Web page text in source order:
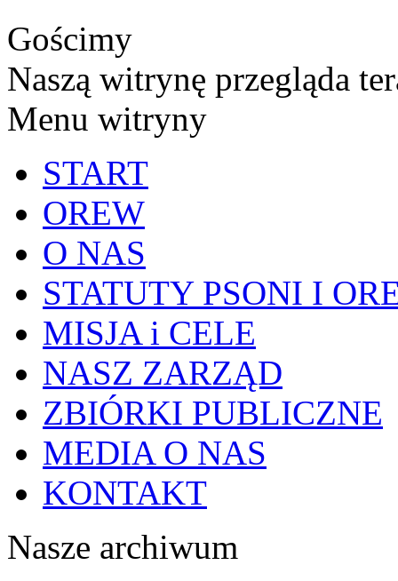
Gościmy
Naszą witrynę przegląda
Menu witryny
START
OREW
O NAS
STATUTY PSONI I
MISJA i CELE
NASZ ZARZĄD
ZBIÓRKI PUBLICZNE
MEDIA O NAS
KONTAKT
Nasze archiwum